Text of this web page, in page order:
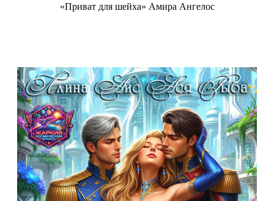
«Приват для шейха» Амира Ангелос